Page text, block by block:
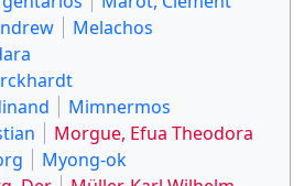
Melachos
Mimnermos
Morgue, Efua Theodora
Myong-ok